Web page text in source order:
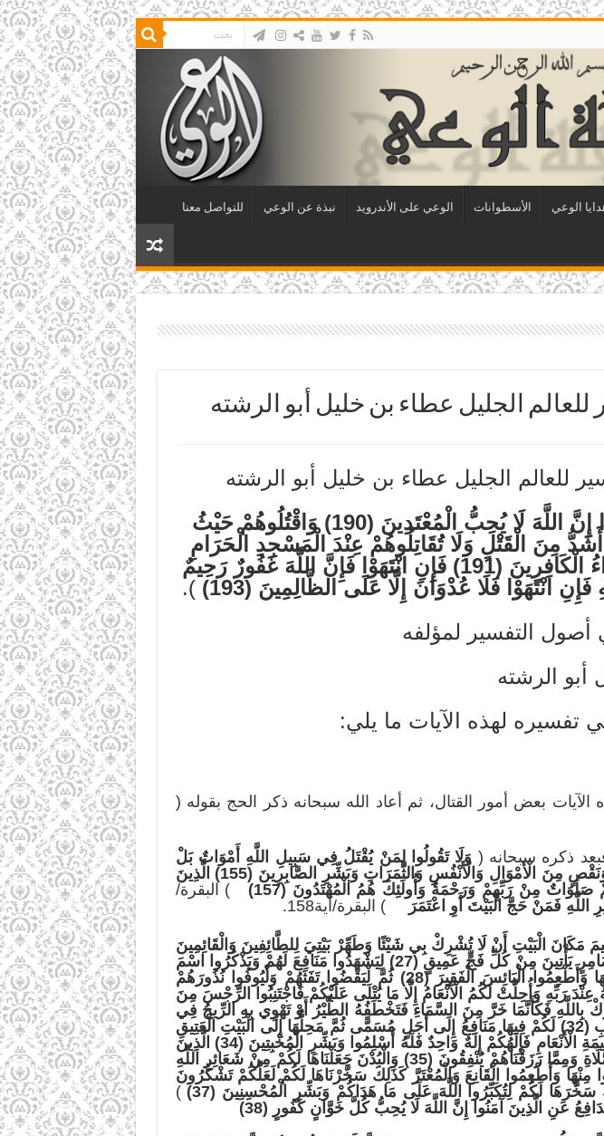
الوعي الأسطوانات الوعي على الأندرويد نبذة عن الوعي للتواصل معنا
الجليل عطاء بن خليل أبو الرشته
الجليل عطاء بن خليل أبو الرشته
وَقَاتِلُوا فِي سَبِيلِ اللَّهِ الَّذِينَ يُقَاتِلُونَكُمْ وَلَا تَعْتَدُوا إِنَّ اللَّهَ لَا يُحِبُّ الْمُعْتَدِينَ (190) وَاقْتُلُوهُمْ حَيْثُ
مِنَ الْقَتْلِ وَلَا تُقَاتِلُوهُمْ عِنْدَ الْمَسْجِدِ الْحَرَامِ
حَتَّى يُقَاتِلُوكُمْ فِيهِ فَإِنْ قَاتَلُوكُمْ فَاقْتُلُوهُمْ كَذَلِكَ جَزَاءُ الْكَافِرِينَ (191) فَإِنِ انْتَهَوْا فَإِنَّ اللَّهَ غَفُورٌ رَحِيمٌ
).
أصول التفسير لمؤلفه
الرشته
تفسيره لهذه الآيات ما يلي:
بعض أمور القتال، ثم أعاد الله سبحانه ذكر الحج بقوله (
ذكره سبحانه ( وَلَا تَقُولُوا لِمَنْ يُقْتَلُ فِي سَبِيلِ اللَّهِ أَمْوَاتٌ بَلْ
أَحْيَاءٌ وَلَكِنْ لَا تَشْعُرُونَ (154) وَلَنَبْلُوَنَّكُمْ بِشَيْءٍ مِنَ الْخَوْفِ وَالْجُوعِ وَنَقْصٍ مِنَ الْأَمْوَالِ وَالْأَنْفُسِ وَالثَّمَرَاتِ وَبَشِّرِ الصَّابِرِينَ (155) الَّذِينَ
) البقرة/
اللَّهِ فَمَنْ حَجَّ الْبَيْتَ أَوِ اعْتَمَرَ ) البقرة/آية158.
مَكَانَ الْبَيْتِ أَنْ لَا تُشْرِكْ بِي شَيْئًا وَطَهِّرْ بَيْتِيَ لِلطَّائِفِينَ وَالْقَائِمِينَ
وَالرُّكَّعِ السُّجُودِ (26) وَأَذِّنْ فِي النَّاسِ بِالْحَجِّ يَأْتُوكَ رِجَالًا وَعَلَى كُلِّ ضَامِرٍ يَأْتِينَ مِنْ كُلِّ فَجٍّ عَمِيقٍ (27) لِيَشْهَدُوا مَنَافِعَ لَهُمْ وَيَذْكُرُوا اسْمَ
اللَّهِ فِي أَيَّامٍ مَعْلُومَاتٍ عَلَى مَا رَزَقَهُمْ مِنْ بَهِيمَةِ الْأَنْعَامِ فَكُلُوا مِنْهَا وَأَطْعِمُوا الْبَائِسَ الْفَقِيرَ (28) ثُمَّ لْيَقْضُوا تَفَثَهُمْ وَلْيُوفُوا نُذُورَهُمْ
فَهُوَ خَيْرٌ لَهُ عِنْدَ رَبِّهِ وَأُحِلَّتْ لَكُمُ الْأَنْعَامُ إِلَّا مَا يُتْلَى عَلَيْكُمْ فَاجْتَنِبُوا الرِّجْسَ مِنَ
بِهِ وَمَنْ يُشْرِكْ بِاللَّهِ فَكَأَنَّمَا خَرَّ مِنَ السَّمَاءِ فَتَخْطَفُهُ الطَّيْرُ أَوْ تَهْوِي بِهِ الرِّيحُ فِي
مَكَانٍ سَحِيقٍ (31) ذَلِكَ وَمَنْ يُعَظِّمْ شَعَائِرَ اللَّهِ فَإِنَّهَا مِنْ تَقْوَى الْقُلُوبِ (32) لَكُمْ فِيهَا مَنَافِعُ إِلَى أَجَلٍ مُسَمًّى ثُمَّ مَحِلُّهَا إِلَى الْبَيْتِ الْعَتِيقِ
(33) وَلِكُلِّ أُمَّةٍ جَعَلْنَا مَنْسَكًا لِيَذْكُرُوا اسْمَ اللَّهِ عَلَى مَا رَزَقَهُمْ مِنْ بَهِيمَةِ الْأَنْعَامِ فَإِلَهُكُمْ إِلَهٌ وَاحِدٌ فَلَهُ أَسْلِمُوا وَبَشِّرِ الْمُخْبِتِينَ (34) الَّذِينَ
إِذَا ذُكِرَ اللَّهُ وَجِلَتْ قُلُوبُهُمْ وَالصَّابِرِينَ عَلَى مَا أَصَابَهُمْ وَالْمُقِيمِي الصَّلَاةِ وَمِمَّا رَزَقْنَاهُمْ يُنْفِقُونَ (35) وَالْبُدْنَ جَعَلْنَاهَا لَكُمْ مِنْ شَعَائِرِ اللَّهِ
مِنْهَا وَأَطْعِمُوا الْقَانِعَ وَالْمُعْتَرَّ كَذَلِكَ سَخَّرْنَاهَا لَكُمْ لَعَلَّكُمْ تَشْكُرُونَ
)
عَنِ الَّذِينَ آَمَنُوا إِنَّ اللَّهَ لَا يُحِبُّ كُلَّ خَوَّانٍ كَفُورٍ (38)